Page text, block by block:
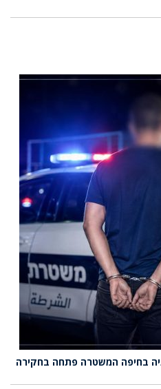
בחיפה המשטרה פתחה בחקירה